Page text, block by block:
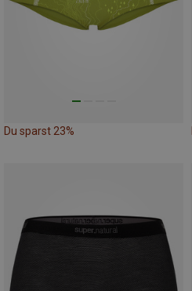
Du sparst 23%